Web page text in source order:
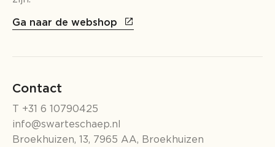
Ga naar de webshop
Contact
T +31 6 10790425
info@swarteschaep.nl
Broekhuizen, 13, 7965 AA, Broekhuizen